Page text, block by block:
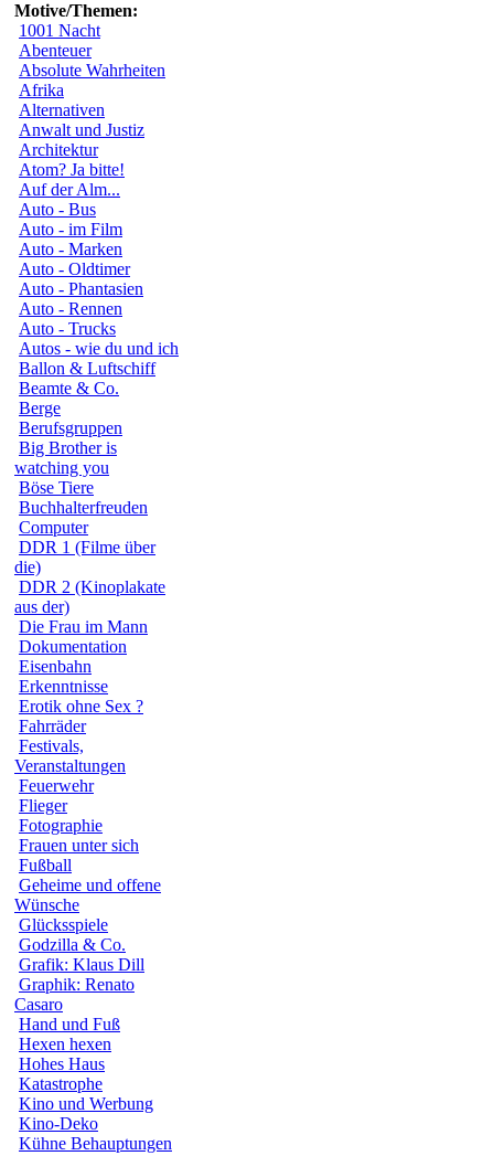
Motive/Themen:
1001 Nacht
Abenteuer
Absolute Wahrheiten
Afrika
Alternativen
Anwalt und Justiz
Architektur
Atom? Ja bitte!
Auf der Alm...
Auto - Bus
Auto - im Film
Auto - Marken
Auto - Oldtimer
Auto - Phantasien
Auto - Rennen
Auto - Trucks
Autos - wie du und ich
Ballon & Luftschiff
Beamte & Co.
Berge
Berufsgruppen
Big Brother is
watching you
Böse Tiere
Buchhalterfreuden
Computer
DDR 1 (Filme über
die)
DDR 2 (Kinoplakate
aus der)
Die Frau im Mann
Dokumentation
Eisenbahn
Erkenntnisse
Erotik ohne Sex ?
Fahrräder
Festivals,
Veranstaltungen
Feuerwehr
Flieger
Fotographie
Frauen unter sich
Fußball
Geheime und offene
Wünsche
Glücksspiele
Godzilla & Co.
Grafik: Klaus Dill
Graphik: Renato
Casaro
Hand und Fuß
Hexen hexen
Hohes Haus
Katastrophe
Kino und Werbung
Kino-Deko
Kühne Behauptungen